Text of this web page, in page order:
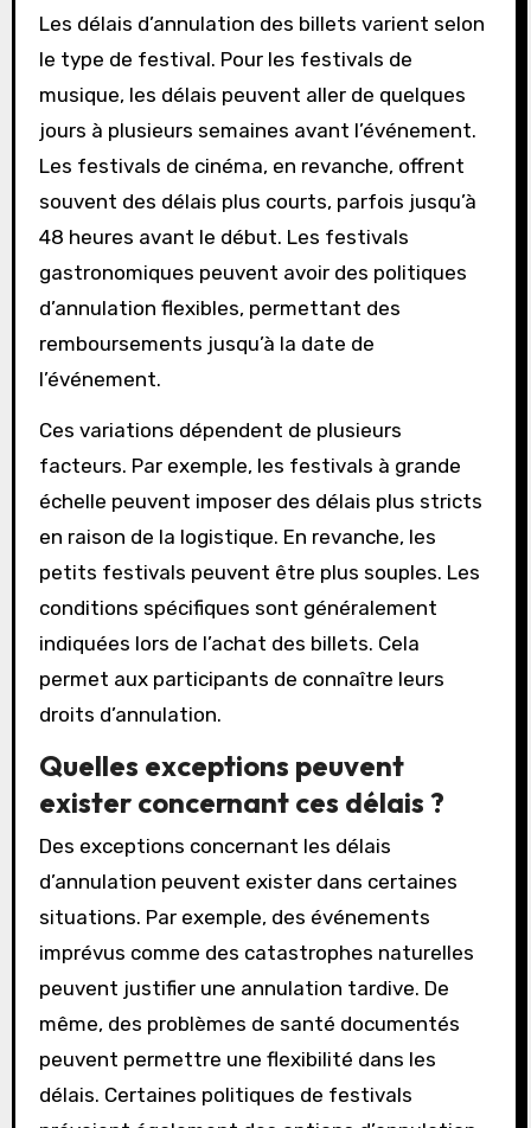
Les délais d’annulation des billets varient selon
le type de festival. Pour les festivals de
musique, les délais peuvent aller de quelques
jours à plusieurs semaines avant l’événement.
Les festivals de cinéma, en revanche, offrent
souvent des délais plus courts, parfois jusqu’à
48 heures avant le début. Les festivals
gastronomiques peuvent avoir des politiques
d’annulation flexibles, permettant des
remboursements jusqu’à la date de
l’événement.
Ces variations dépendent de plusieurs
facteurs. Par exemple, les festivals à grande
échelle peuvent imposer des délais plus stricts
en raison de la logistique. En revanche, les
petits festivals peuvent être plus souples. Les
conditions spécifiques sont généralement
indiquées lors de l’achat des billets. Cela
permet aux participants de connaître leurs
droits d’annulation.
Quelles exceptions peuvent
exister concernant ces délais ?
Des exceptions concernant les délais
d’annulation peuvent exister dans certaines
situations. Par exemple, des événements
imprévus comme des catastrophes naturelles
peuvent justifier une annulation tardive. De
même, des problèmes de santé documentés
peuvent permettre une flexibilité dans les
délais. Certaines politiques de festivals